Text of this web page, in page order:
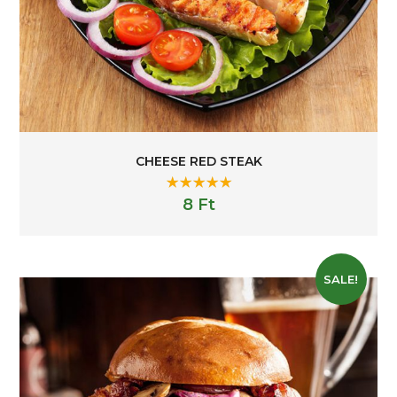
CHEESE RED STEAK
Rated5.00
8 Ft
SALE!